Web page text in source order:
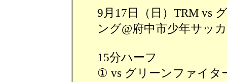
9月17日（日）TRM vs
ング@府中市少年サッ
15分ハーフ
① vs グリーンファイタ